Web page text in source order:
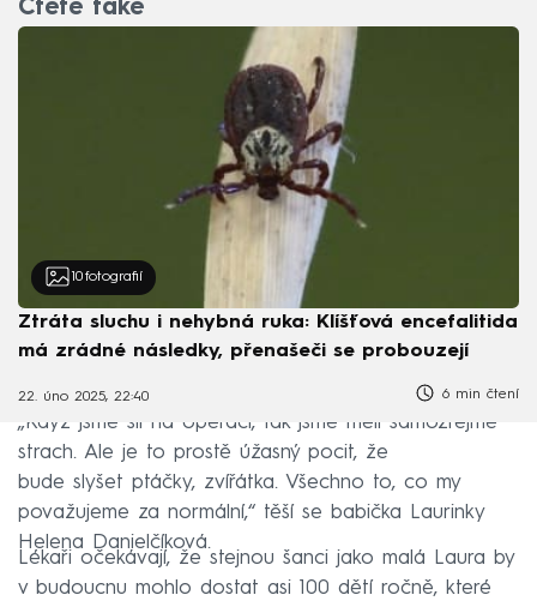
Čtěte také
10 fotografií
Ztráta sluchu i nehybná ruka: Klíšťová encefalitida
má zrádné následky, přenašeči se probouzejí
22. úno 2025, 22:40 6 min čtení
„Když jsme šli na operaci, tak jsme měli samozřejmě
strach. Ale je to prostě úžasný pocit, že
bude slyšet ptáčky, zvířátka. Všechno to, co my
považujeme za normální,“ těší se babička Laurinky
Helena Danielčíková.
Lékaři očekávají, že stejnou šanci jako malá Laura by
v budoucnu mohlo dostat asi 100 dětí ročně, které